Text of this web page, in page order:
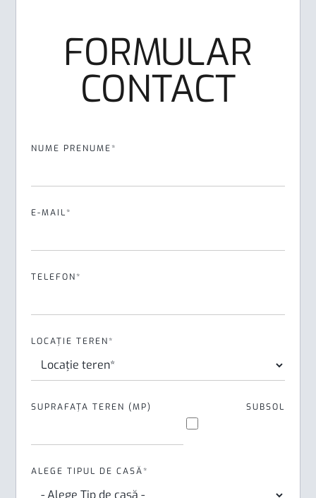
FORMULAR
CONTACT
NUME PRENUME*
E-MAIL*
TELEFON*
LOCAȚIE TEREN*
SUPRAFAȚA TEREN (MP) SUBSOL
ALEGE TIPUL DE CASĂ*